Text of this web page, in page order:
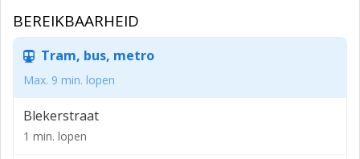
loopafstand. De unit bevindt zich op de 2e en 3e
hellingbaan die is gesitueerd aan de achterzijde van het
gebouw.
OPPERVLAKTEN
Circa 30 m² bedrijfsruimte met circa 30 m²
bovengelegen bedrijfs-/kantoorruimte.
BEREIKBAARHEID
Tram, bus, metro
Max. 9 min. lopen
Blekerstraat
1 min. lopen